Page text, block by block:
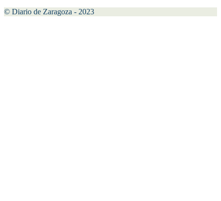
© Diario de Zaragoza - 2023